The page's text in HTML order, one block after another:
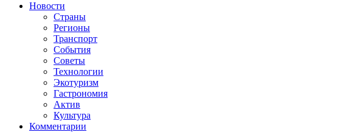
Новости
Страны
Регионы
Транспорт
События
Советы
Технологии
Экотуризм
Гастрономия
Актив
Культура
Комментарии